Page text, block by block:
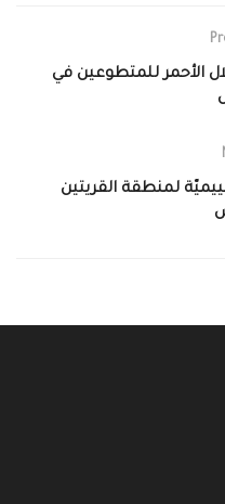
الأحمر للمتطوعين في
لمنطقة القريتين